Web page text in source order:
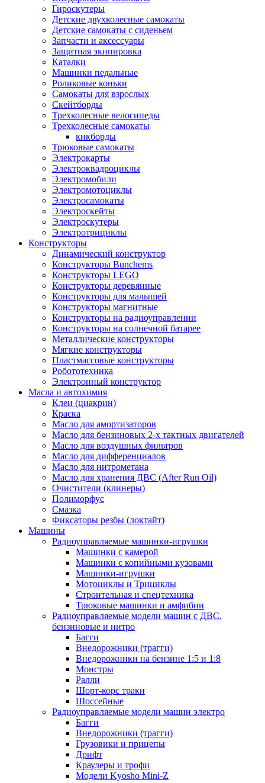
Гироскутеры
Детские двухколесные самокаты
Детские самокаты с сиденьем
Запчасти и аксессуары
Защитная экипировка
Каталки
Машинки педальные
Роликовые коньки
Самокаты для взрослых
Скейтборды
Трехколесные велосипеды
Трехколесные самокаты
кикборды
Трюковые самокаты
Электрокарты
Электроквадроциклы
Электромобили
Электромотоциклы
Электросамокаты
Электроскейты
Электроскутеры
Электротрициклы
Конструкторы
Динамический конструктор
Конструкторы Bunchems
Конструкторы LEGO
Конструкторы деревянные
Конструкторы для малышей
Конструкторы магнитные
Конструкторы на радиоуправлении
Конструкторы на солнечной батарее
Металлические конструкторы
Мягкие конструкторы
Пластмассовые конструкторы
Робототехника
Электронный конструктор
Масла и автохимия
Клеи (циакрин)
Краска
Масло для амортизаторов
Масло для бензиновых 2-х тактных двигателей
Масло для воздушных фильтров
Масло для дифференциалов
Масло для нитрометана
Масло для хранения ДВС (After Run Oil)
Очистители (клинеры)
Полиморфус
Смазка
Фиксаторы резбы (локтайт)
Машины
Радиоуправляемые машинки-игрушки
Машинки с камерой
Машинки с копийными кузовами
Машинки-игрушки
Мотоциклы и Трициклы
Строительная и спецтехника
Трюковые машинки и амфибии
Радиоуправляемые модели машин с ДВС,
бензиновые и нитро
Багги
Внедорожники (трагги)
Внедорожники на бензине 1:5 и 1:8
Монстры
Ралли
Шорт-корс траки
Шоссейные
Радиоуправляемые модели машин электро
Багги
Внедорожники (трагги)
Грузовики и прицепы
Дрифт
Краулеры и трофи
Модели Kyosho Mini-Z